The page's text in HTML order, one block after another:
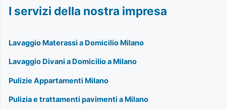
I servizi della nostra impresa
Lavaggio Materassi a Domicilio Milano
Lavaggio Divani a Domicilio a Milano
Pulizie Appartamenti Milano
Pulizia e trattamenti pavimenti a Milano